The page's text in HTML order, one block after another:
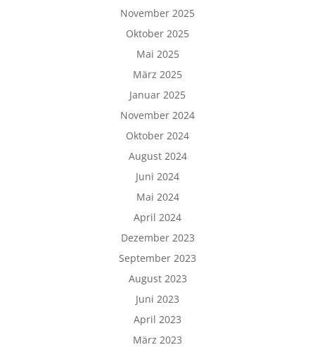
November 2025
Oktober 2025
Mai 2025
März 2025
Januar 2025
November 2024
Oktober 2024
August 2024
Juni 2024
Mai 2024
April 2024
Dezember 2023
September 2023
August 2023
Juni 2023
April 2023
März 2023